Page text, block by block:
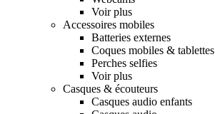
Voir plus
Accessoires mobiles
Batteries externes
Coques mobiles & tablettes
Perches selfies
Voir plus
Casques & écouteurs
Casques audio enfants